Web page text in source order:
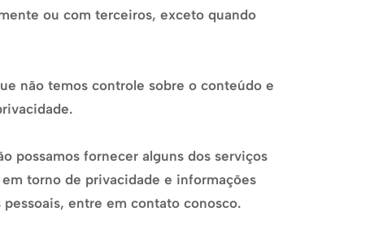
ou com terceiros, exceto quando
não temos controle sobre o conteúdo e
possamos fornecer alguns dos serviços
torno de privacidade e informações
entre em contato conosco.